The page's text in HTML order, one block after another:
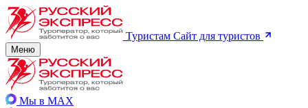
Туристам Сайт для туристов
Меню
Мы в MAX